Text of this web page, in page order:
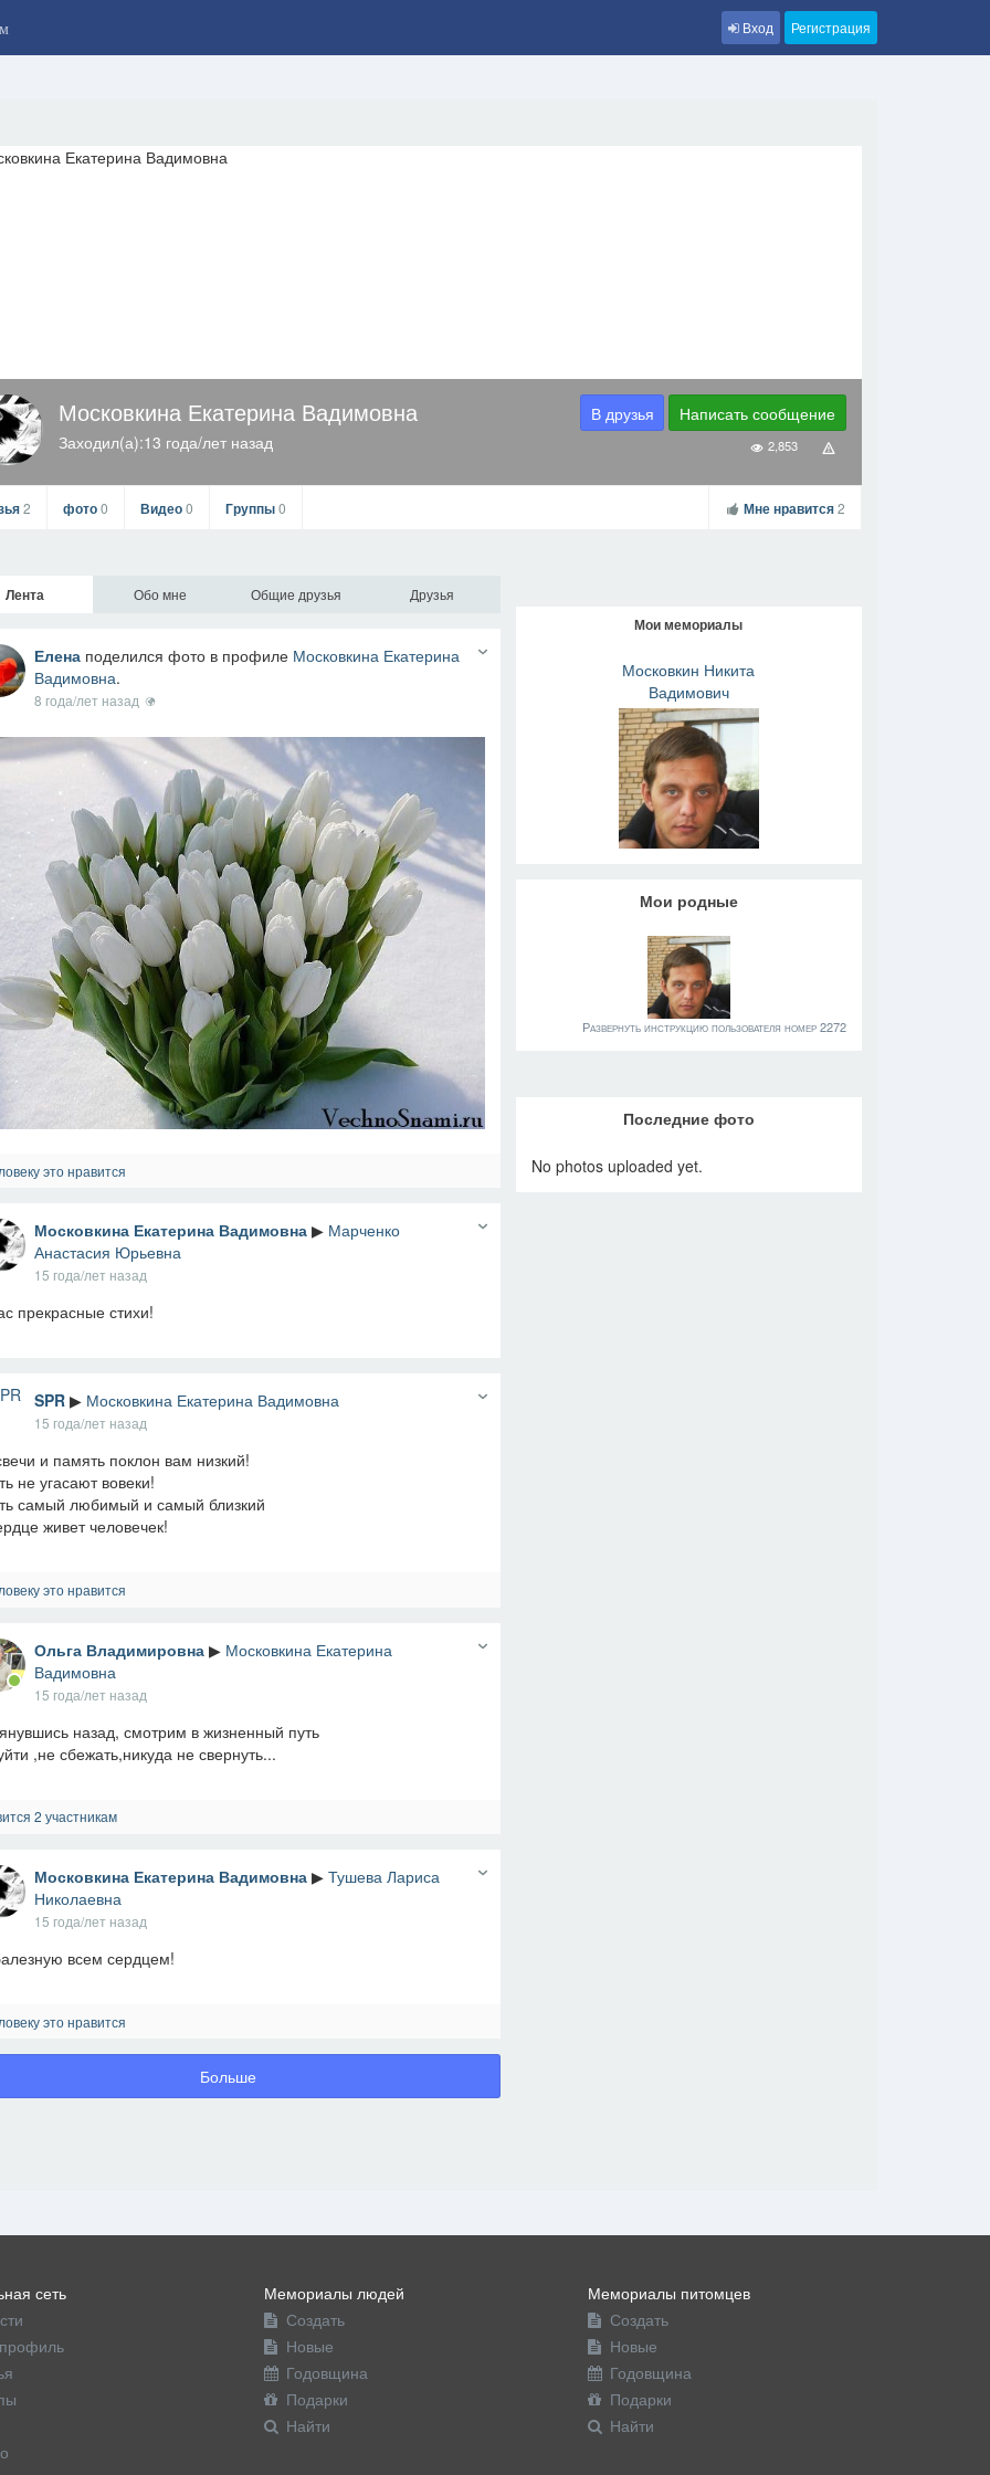
Вход Регистрация
Московкина Екатерина Вадимовна
Заходил(а):13 года/лет назад
В друзья Написать сообщение
2,853
2 фото0 Видео0 Группы0 Мне нравится2
Мои мемориалы
Московкин Никита
Вадимович
Мои родные
Развернуть инструкцию пользователя номер 2272
Последние фото
No photos uploaded yet.
Лента Обо мне Общие друзья Друзья
Елена поделился фото в профиле Московкина Екатерина
Вадимовна.
8 года/лет назад
это нравится
Московкина Екатерина Вадимовна ▶ Марченко
Анастасия Юрьевна
15 года/лет назад
прекрасные стихи!
SPR ▶ Московкина Екатерина Вадимовна
15 года/лет назад
и память поклон вам низкий!
не угасают вовеки!
самый любимый и самый близкий
живет человечек!
это нравится
Ольга Владимировна ▶ Московкина Екатерина
Вадимовна
15 года/лет назад
назад, смотрим в жизненный путь
,не сбежать,никуда не свернуть...
2 участникам
Московкина Екатерина Вадимовна ▶Тушева Лариса
Николаевна
15 года/лет назад
всем сердцем!
это нравится
Больше
сеть
Мемориалы людей
Создать
Новые
Годовщина
Подарки
Найти
Мемориалы питомцев
Создать
Новые
Годовщина
Подарки
Найти